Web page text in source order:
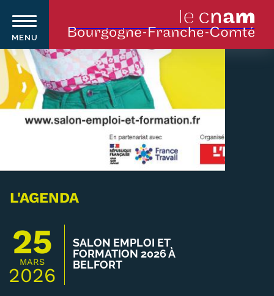
Aller
au
contenu
principal
MENU
Navigation
Qui sommes-nous ?
Le Cnam en Bourgogne Franche-
Nos équipes Cnam BFC
Où sommes-nous ?
Carte lieux et centres Cnam en
L'AGENDA
25
MARS
2026
SALON EMPLOI ET
FORMATION 2026 À
BELFORT